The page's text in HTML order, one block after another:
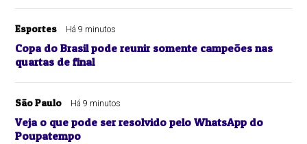
Esportes Há 9 minutos
Copa do Brasil pode reunir somente campeões nas
quartas de final
São Paulo Há 9 minutos
Veja o que pode ser resolvido pelo WhatsApp do
Poupatempo